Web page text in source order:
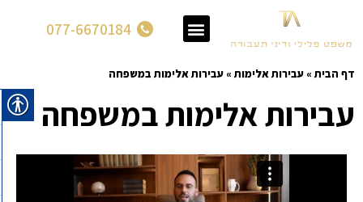
077-6670184
דף הבית » עבירות אלימות » עבירות אלימות במשפחה
עבירות אלימות במשפחה